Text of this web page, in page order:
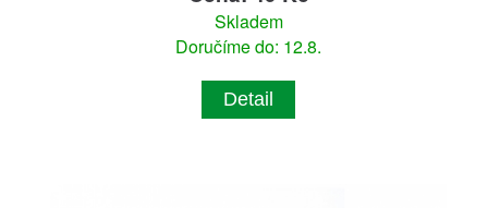
Skladem
Doručíme do: 12.8.
Detail